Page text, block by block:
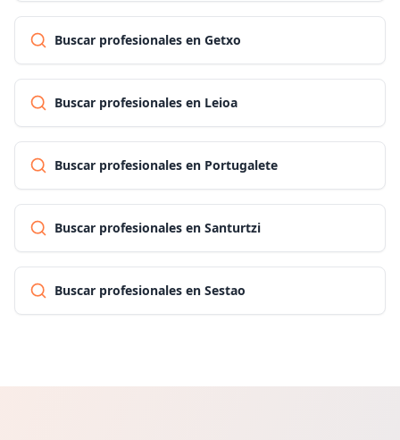
Buscar profesionales en Getxo
Buscar profesionales en Leioa
Buscar profesionales en Portugalete
Buscar profesionales en Santurtzi
Buscar profesionales en Sestao